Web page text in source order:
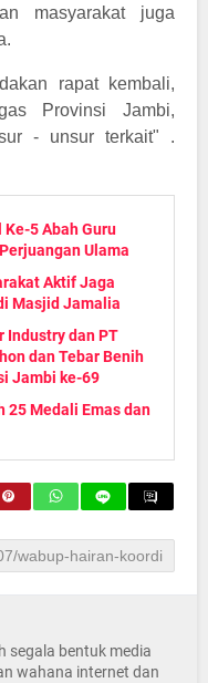
masyarakat juga
rapat kembali,
Provinsi Jambi,
- unsur terkait" .
5 Abah Guru
Ulama
Aktif Jaga
Masjid Jamalia
Industry dan PT
dan Tebar Benih
Jambi ke-69
25 Medali Emas dan
segala bentuk media
wahana internet dan